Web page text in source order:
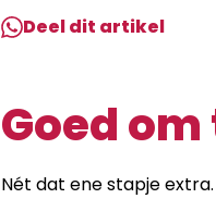
O
Ring
Deel dit artikel
Goed
Nét dat ene stapje